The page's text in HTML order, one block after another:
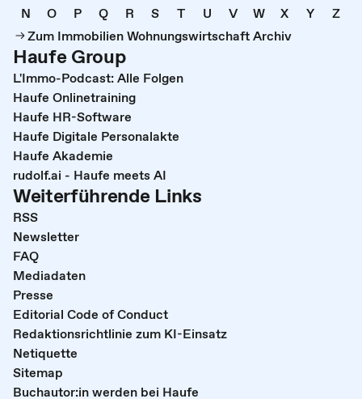
N
O P Q R S T U V W X Y
Z
Zum Immobilien Wohnungswirtschaft Archiv
Haufe Group
L'Immo-Podcast: Alle Folgen
Haufe Onlinetraining
Haufe HR-Software
Haufe Digitale Personalakte
Haufe Akademie
rudolf.ai - Haufe meets AI
Weiterführende Links
RSS
Newsletter
FAQ
Mediadaten
Presse
Editorial Code of Conduct
Redaktionsrichtlinie zum KI-Einsatz
Netiquette
Sitemap
Buchautor:in werden bei Haufe